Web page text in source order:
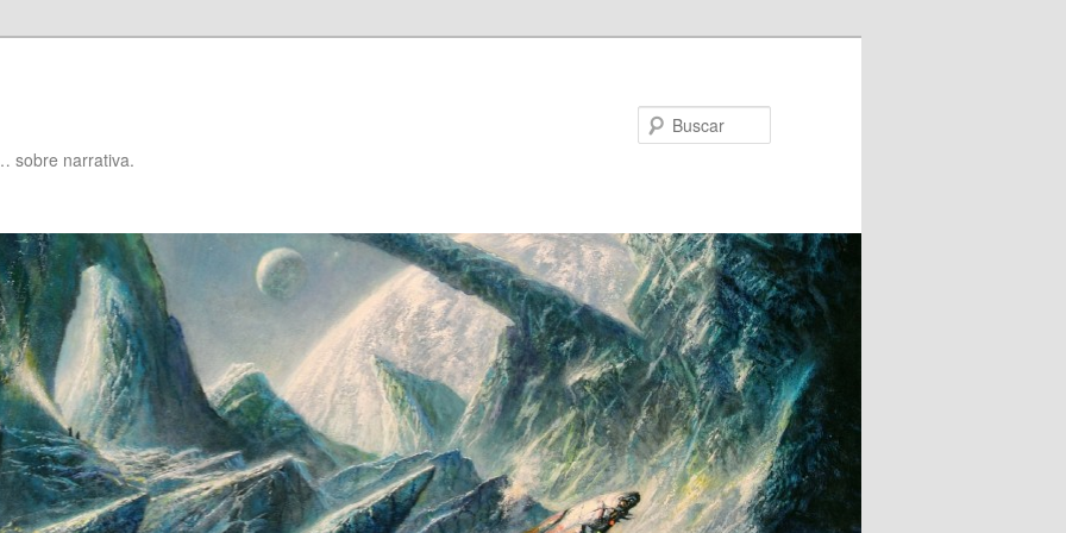
sobre narrativa.